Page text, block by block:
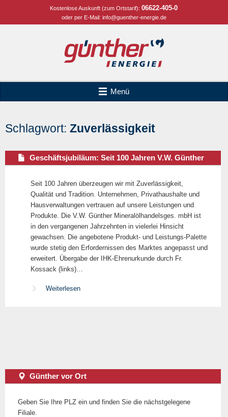
Kostenlose Auskunft (zum Ortstarif):06622-405-0
oder per E-Mail: info@guenther-energie.de
Menü
Schlagwort: Zuverlässigkeit
Geschäftsjubiläum: Seit 100 Jahren V.W. Günther
Seit 100 Jahren überzeugen wir mit Zuverlässigkeit,
Qualität und Tradition. Unternehmen, Privathaushalte und
Hausverwaltungen vertrauen auf unsere Leistungen und
Produkte. Die V.W. Günther Mineralölhandelsges. mbH ist
in den vergangenen Jahrzehnten in vielerlei Hinsicht
gewachsen. Die angebotene Produkt- und Leistungs-Palette
wurde stetig den Erfordernissen des Marktes angepasst und
erweitert. Übergabe der IHK-Ehrenurkunde durch Fr.
Kossack (links)…
Weiterlesen
Günther vor Ort
Geben Sie Ihre PLZ ein und finden Sie die nächstgelegene
Filiale.